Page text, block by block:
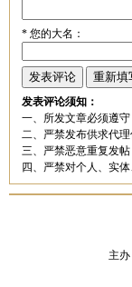
*您的大名：
发表评论须知：
一、所发文章必须遵
二、严禁发布供求代
三、严禁恶意重复发帖
四、严禁对个人、实
主